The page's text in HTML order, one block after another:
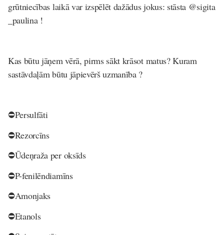
grūtniecības laikā var izspēlēt dažādus jokus: stāsta @sigita
_paulina !
Kas būtu jāņem vērā, pirms sākt krāsot matus? Kuram
sastāvdaļām būtu jāpievērš uzmanība ?
⛔️Persulfāti
⛔️Rezorcīns
⛔️Ūdeņraža per oksīds
⛔️P-fenilēndiamīns
⛔️Amonjaks
⛔️Etanols